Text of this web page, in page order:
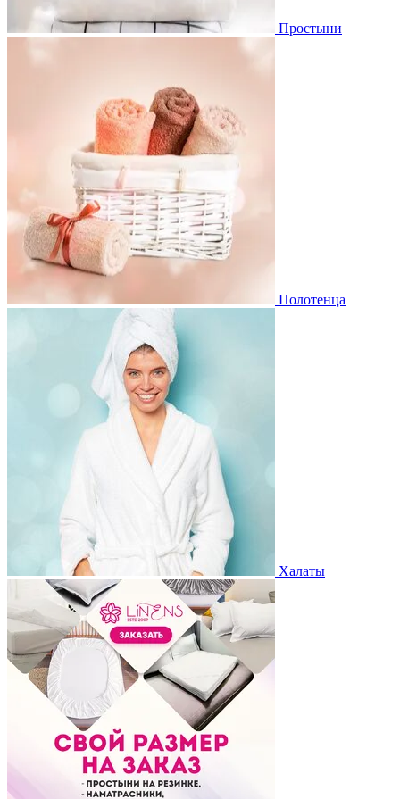
Простыни
Полотенца
Халаты